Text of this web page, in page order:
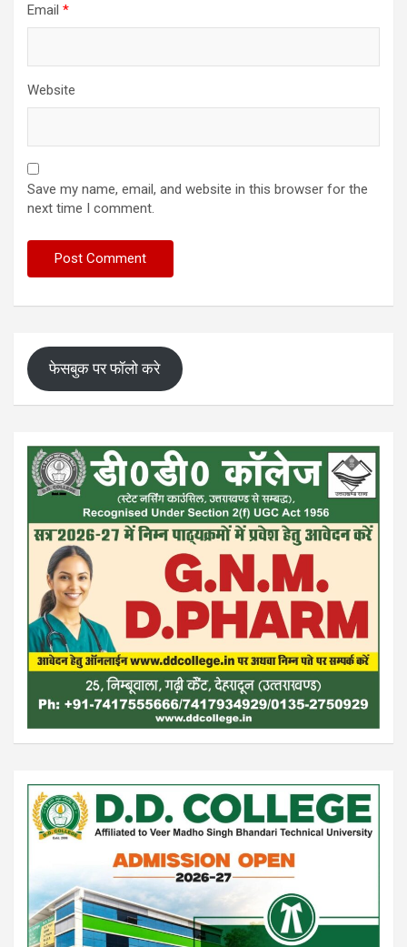
Email *
Website
Save my name, email, and website in this browser for the
next time I comment.
फेसबुक पर फॉलो करे